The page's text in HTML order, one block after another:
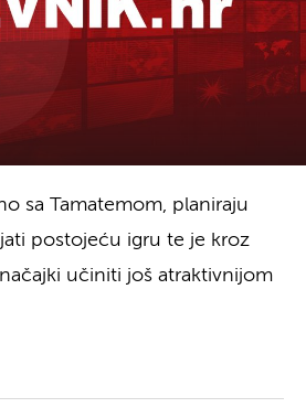
sa Tamatemom, planiraju
postojeću igru te je kroz
učiniti još atraktivnijom